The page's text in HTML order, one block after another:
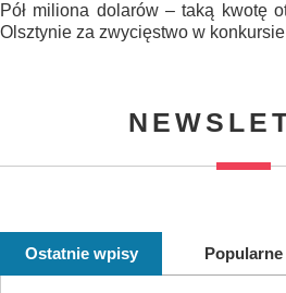
Pół miliona dolarów – taką kwotę
Olsztynie za zwycięstwo w
Ostatnie wpisy Popularne